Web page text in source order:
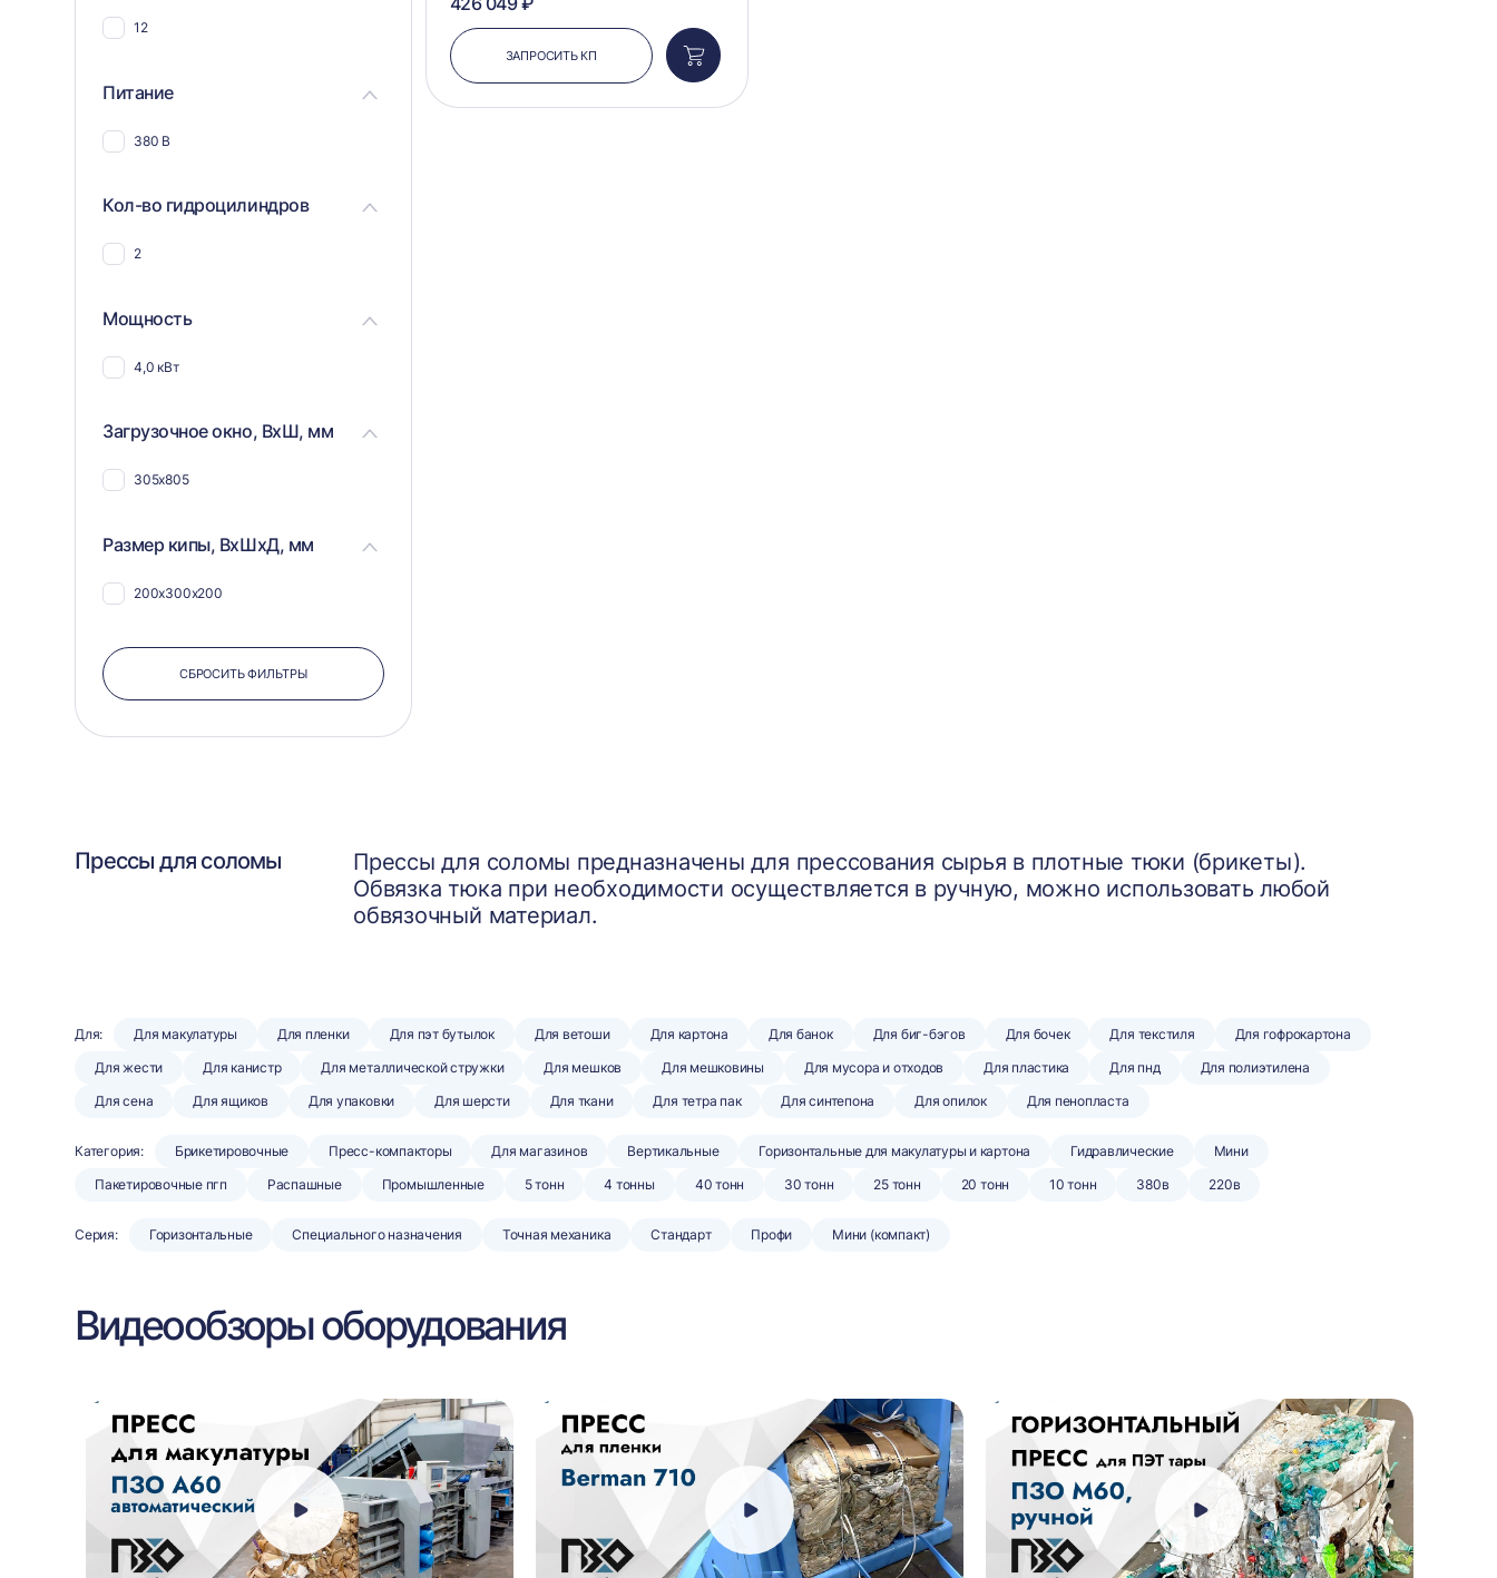
12
Питание
380 В
Кол-во гидроцилиндров
2
Мощность
4,0 кВт
Загрузочное окно, ВхШ, мм
305х805
Размер кипы, ВхШхД, мм
200х300х200
СБРОСИТЬ ФИЛЬТРЫ
ЗАПРОСИТЬ КП
Добавить
в
корзину
Прессы для соломы
Прессы для соломы предназначены для прессования сырья в плотные тюки (брикеты).
Обвязка тюка при необходимости осуществляется в ручную, можно использовать любой
обвязочный материал.
Для: Для макулатуры Для пленки Для пэт бутылок Для ветоши Для картона Для банок Для биг-бэгов Для бочек Для текстиля
Для гофрокартона
Для жести
Для канистр Для металлической стружки Для мешков Для мешковины Для мусора и отходов Для пластика Для пнд
Для полиэтилена
Для сена
Для ящиков Для упаковки Для шерсти Для ткани Для тетра пак Для синтепона Для опилок Для пенопласта
Категория: Брикетировочные Пресс-компакторы Для магазинов Вертикальные Горизонтальные для макулатуры и картона Гидравлические
Мини
Пакетировочные пгп
Распашные Промышленные 5 тонн 4 тонны 40 тонн 30 тонн 25 тонн 20 тонн 10 тонн 380в 220в
Серия: Горизонтальные Специального назначения Точная механика Стандарт Профи Мини (компакт)
Видеообзоры оборудования